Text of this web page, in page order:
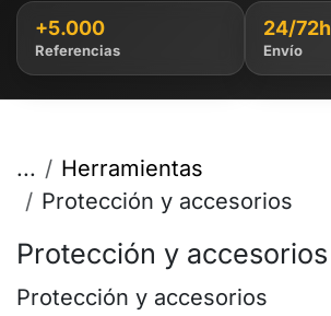
+5.000
Referencias
24/72h
Envío
...
Herramientas
Protección y accesorios
Protección y accesorios
Protección y accesorios